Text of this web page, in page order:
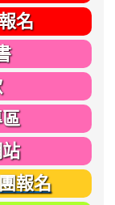
名
報名